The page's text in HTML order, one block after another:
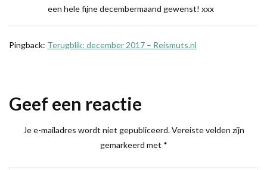
een hele fijne decembermaand gewenst! xxx
Pingback: Terugblik: december 2017 – Reismuts.nl
Geef een reactie
Je e-mailadres wordt niet gepubliceerd. Vereiste velden zijn
gemarkeerd met *